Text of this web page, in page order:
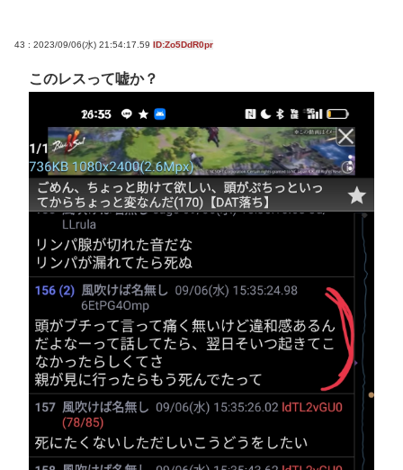
43 : 2023/09/06(水) 21:54:17.59 ID:Zo5DdR0pr
このレスって嘘か？